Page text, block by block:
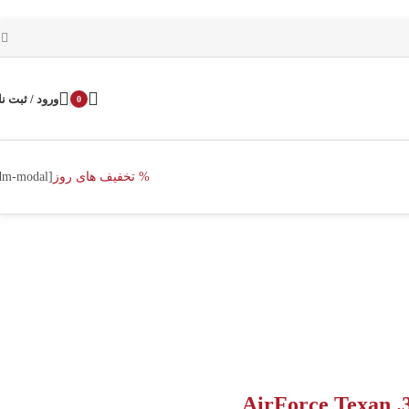
0 ورود / ثبت
% تخفیف های روز [dm-modal]
AirForce Texan